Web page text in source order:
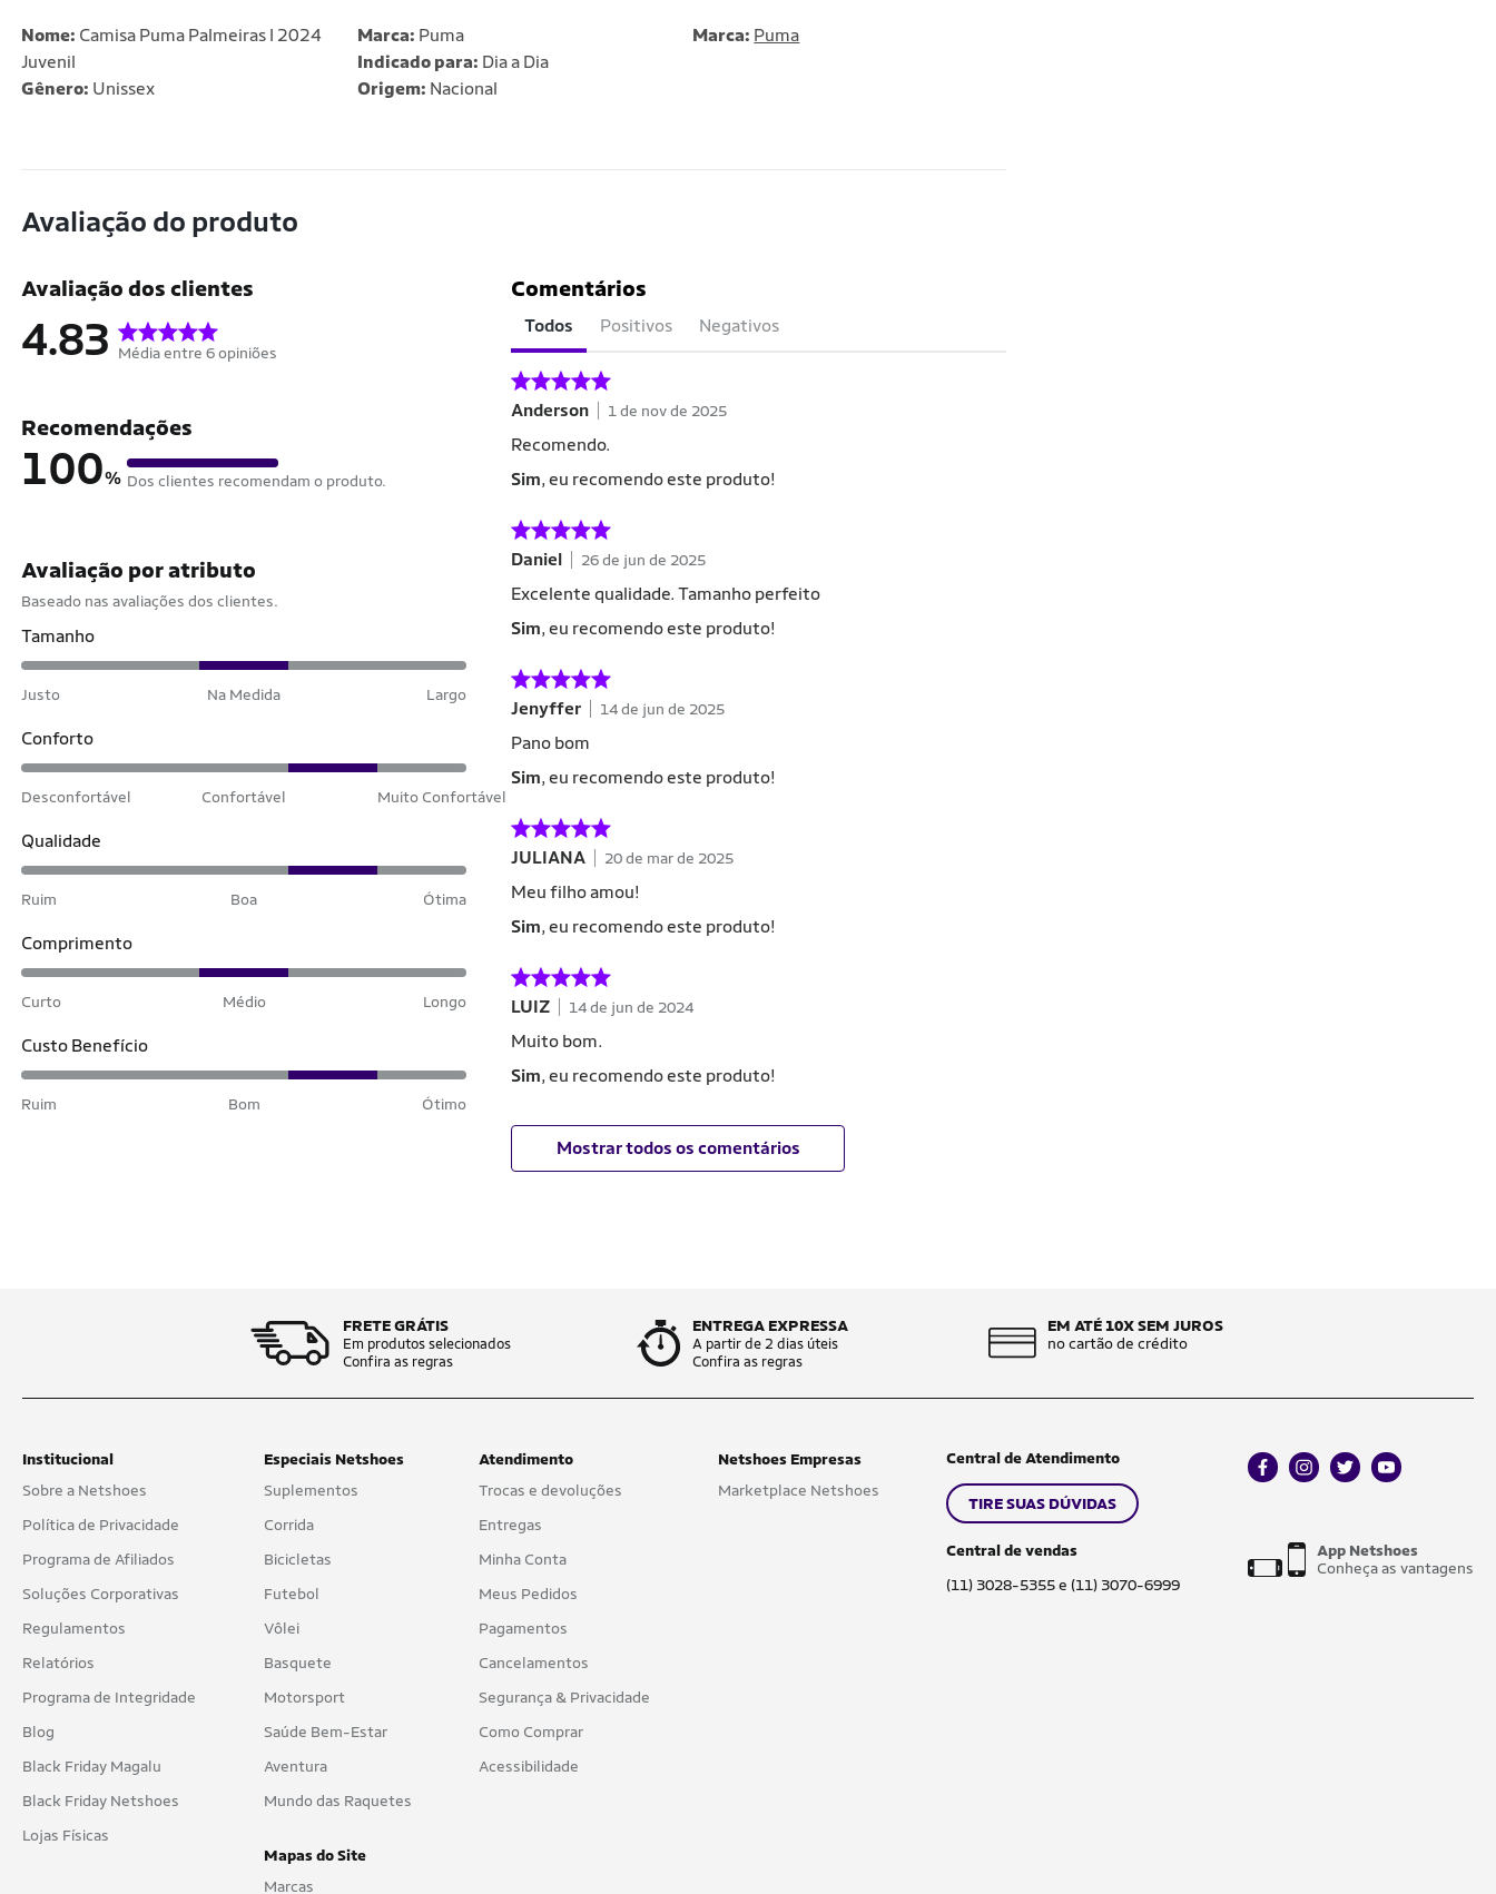
Nome: Camisa Puma Palmeiras I 2024
Juvenil
Gênero: Unissex
Marca: Puma
Indicado para: Dia a Dia
Origem: Nacional
Marca: Puma
Avaliação do produto
Avaliação dos clientes
4.83 Média entre 6 opiniões
Recomendações
100% Dos clientes recomendam o produto.
Avaliação por atributo
Baseado nas avaliações dos clientes.
Tamanho
Justo Na Medida Largo
Conforto
Desconfortável Confortável Muito Confortável
Qualidade
Ruim Boa Ótima
Comprimento
Curto Médio Longo
Custo Benefício
Ruim Bom Ótimo
Comentários
Todos Positivos Negativos
Anderson 1 de nov de 2025
Recomendo.
Sim, eu recomendo este produto!
Daniel 26 de jun de 2025
Excelente qualidade. Tamanho perfeito
Sim, eu recomendo este produto!
Jenyffer 14 de jun de 2025
Pano bom
Sim, eu recomendo este produto!
JULIANA 20 de mar de 2025
Meu filho amou!
Sim, eu recomendo este produto!
LUIZ 14 de jun de 2024
Muito bom.
Sim, eu recomendo este produto!
Mostrar todos os comentários
FRETE GRÁTIS
Em produtos selecionados
Confira as regras
ENTREGA EXPRESSA
A partir de 2 dias úteis
Confira as regras
EM ATÉ 10X SEM JUROS
no cartão de crédito
Institucional
Sobre a Netshoes
Política de Privacidade
Programa de Afiliados
Soluções Corporativas
Regulamentos
Relatórios
Programa de Integridade
Blog
Black Friday Magalu
Black Friday Netshoes
Lojas Físicas
Especiais Netshoes
Suplementos
Corrida
Bicicletas
Futebol
Vôlei
Basquete
Motorsport
Saúde Bem-Estar
Aventura
Mundo das Raquetes
Mapas do Site
Marcas
Atendimento
Trocas e devoluções
Entregas
Minha Conta
Meus Pedidos
Pagamentos
Cancelamentos
Segurança & Privacidade
Como Comprar
Acessibilidade
Netshoes Empresas
Marketplace Netshoes
Central de Atendimento
TIRE SUAS DÚVIDAS
Central de vendas
(11) 3028-5355 e (11) 3070-6999
facebookinstagram
twitteryoutube
App Netshoes
Conheça as vantagens